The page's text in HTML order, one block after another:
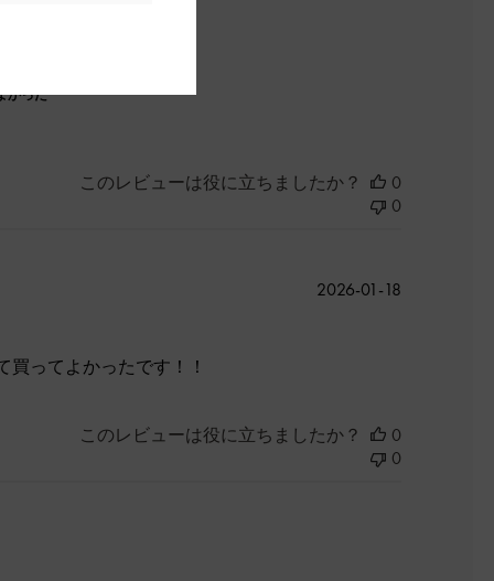
かった
このレビューは役に立ちましたか？
0
0
ってよかったです！！
公
2026-01-18
このレビューは役に立ちましたか？
0
0